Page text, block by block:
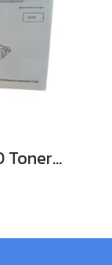
FJF-CT204230 Tonerตลับหมึกพิมพ์ ApeosPrint 4620SDW / Apeos 4620SZ Hi-cap Print Cartridge ของแท้แน่นอน รับประกันศูนย์ FujiFilm